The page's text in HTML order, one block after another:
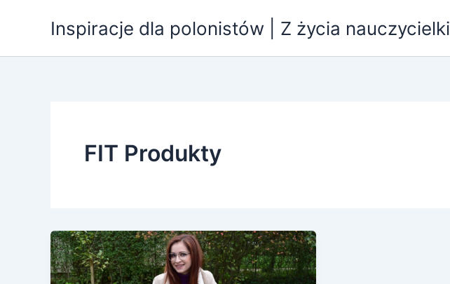
Inspiracje dla polonistów | Z życia nauczycielki
FIT Produkty